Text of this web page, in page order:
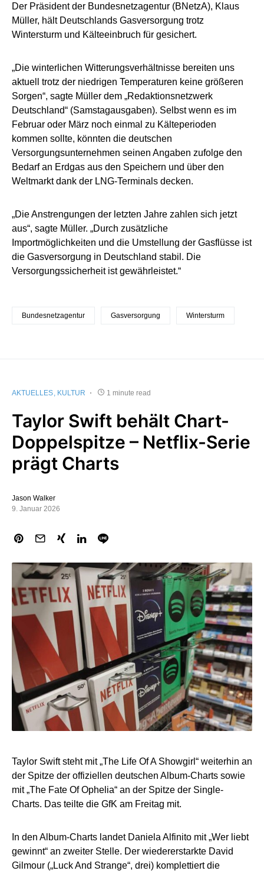
Der Präsident der Bundesnetzagentur (BNetzA), Klaus
Müller, hält Deutschlands Gasversorgung trotz
Wintersturm und Kälteeinbruch für gesichert.
„Die winterlichen Witterungsverhältnisse bereiten uns
aktuell trotz der niedrigen Temperaturen keine größeren
Sorgen“, sagte Müller dem „Redaktionsnetzwerk
Deutschland“ (Samstagausgaben). Selbst wenn es im
Februar oder März noch einmal zu Kälteperioden
kommen sollte, könnten die deutschen
Versorgungsunternehmen seinen Angaben zufolge den
Bedarf an Erdgas aus den Speichern und über den
Weltmarkt dank der LNG-Terminals decken.
„Die Anstrengungen der letzten Jahre zahlen sich jetzt
aus“, sagte Müller. „Durch zusätzliche
Importmöglichkeiten und die Umstellung der Gasflüsse ist
die Gasversorgung in Deutschland stabil. Die
Versorgungssicherheit ist gewährleistet.“
Bundesnetzagentur Gasversorgung Wintersturm
AKTUELLES KULTUR 1 minute read
Taylor Swift behält Chart-
Doppelspitze – Netflix-Serie
prägt Charts
Jason Walker
9. Januar 2026
Taylor Swift steht mit „The Life Of A Showgirl“ weiterhin an
der Spitze der offiziellen deutschen Album-Charts sowie
mit „The Fate Of Ophelia“ an der Spitze der Single-
Charts. Das teilte die GfK am Freitag mit.
In den Album-Charts landet Daniela Alfinito mit „Wer liebt
gewinnt“ an zweiter Stelle. Der wiedererstarkte David
Gilmour („Luck And Strange“, drei) komplettiert die